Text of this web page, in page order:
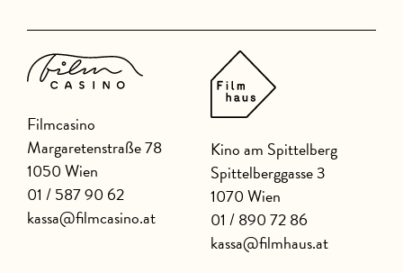
Filmcasino
Margaretenstraße 78
1050 Wien
01 / 587 90 62
kassa@filmcasino.at
Kino am Spittelberg
Spittelberggasse 3
1070 Wien
01 / 890 72 86
kassa@filmhaus.at